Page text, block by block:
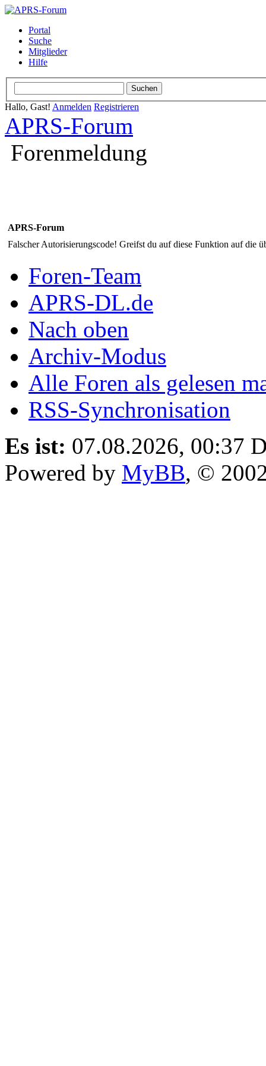
Portal
Suche
Mitglieder
Hilfe
Hallo, Gast! Anmelden Registrieren
APRS-Forum
Forenmeldung
APRS-Forum
Falscher Autorisierungscode! Greifst du auf diese Funktion auf die
Foren-Team
APRS-DL.de
Nach oben
Archiv-Modus
Alle Foren als gelesen
RSS-Synchronisation
Es ist: 07.08.2026, 00:37
Powered by MyBB, ©